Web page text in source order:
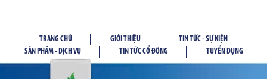
TRANG CHỦ GIỚI THIỆU
TIN TỨC - SỰ KIỆN
SẢN PHẦM - DỊCH VỤ
TIN TỨC CỔ ĐÔNG TUYỂN DỤNG